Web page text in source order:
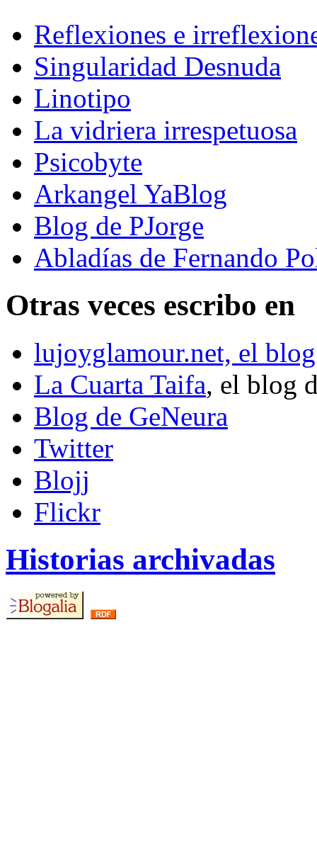
Reflexiones e
Singularidad Desnuda
Linotipo
La vidriera irrespetuosa
Psicobyte
Arkangel YaBlog
Blog de PJorge
Abladías de Fernando
Otras veces escribo en
lujoyglamour.net, el
La Cuarta Taifa, el blog
Blog de GeNeura
Twitter
Blojj
Flickr
Historias archivadas